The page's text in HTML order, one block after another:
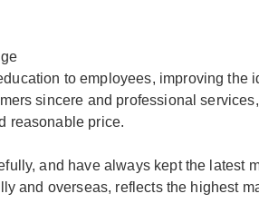
to employees, improving the
sincere and professional
reasonable price.
and have always kept the latest
and overseas, reflects the highest